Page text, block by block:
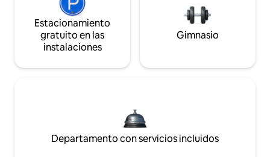
Estacionamiento
gratuito en las
instalaciones
Gimnasio
Departamento con servicios incluidos